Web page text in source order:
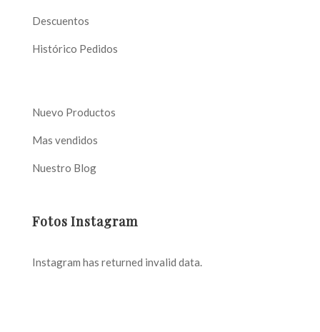
Descuentos
Histórico Pedidos
Nuevo Productos
Mas vendidos
Nuestro Blog
Fotos Instagram
Instagram has returned invalid data.